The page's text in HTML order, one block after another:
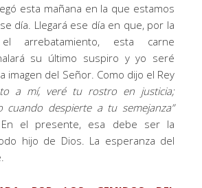
esta mañana en la que estamos
día. Llegará ese día en que, por la
arrebatamiento, esta carne
su último suspiro y yo seré
imagen del Señor. Como dijo el Rey
a mí, veré tu rostro en justicia;
cuando despierte a tu semejanza”
En el presente, esa debe ser la
hijo de Dios. La esperanza del